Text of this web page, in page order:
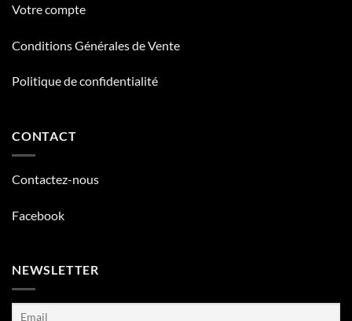
Votre compte
Conditions Générales de Vente
Politique de confidentialité
CONTACT
Contactez-nous
Facebook
NEWSLETTER